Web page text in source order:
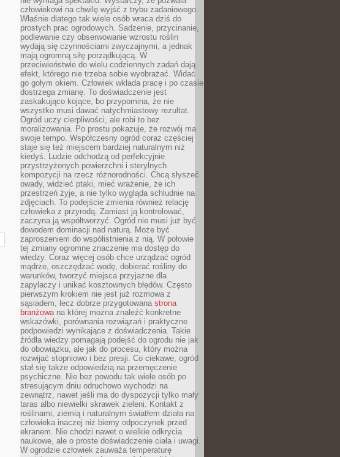
człowiekowi na chwilę wyjść z trybu zadaniowego.
Właśnie dlatego tak wiele osób wraca dziś do
prostych prac ogrodowych. Sadzenie, przycinanie,
podlewanie czy obserwowanie wzrostu roślin
wydają się czynnościami zwyczajnymi, a jednak
mają ogromną siłę porządkującą. W
przeciwieństwie do wielu codziennych zadań dają
efekt, którego nie trzeba sobie wyobrażać. Widać
go gołym okiem. Człowiek wkłada pracę i po czasie
dostrzega zmianę. To doświadczenie jest
zaskakująco kojące, bo przypomina, że nie
wszystko musi dawać natychmiastowy rezultat.
Ogród uczy cierpliwości, ale robi to bez
moralizowania. Po prostu pokazuje, że rozwój ma
swoje tempo. Współczesny ogród coraz częściej
staje się też miejscem bardziej naturalnym niż
kiedyś. Ludzie odchodzą od perfekcyjnie
przystrzyżonych powierzchni i sterylnych
kompozycji na rzecz różnorodności. Chcą słyszeć
owady, widzieć ptaki, mieć wrażenie, że ich
przestrzeń żyje, a nie tylko wygląda schludnie na
zdjęciach. To podejście zmienia również relację
człowieka z przyrodą. Zamiast ją kontrolować,
zaczyna ją współtworzyć. Ogród nie musi już być
dowodem dominacji nad naturą. Może być
zaproszeniem do współistnienia z nią. W połowie
tej zmiany ogromne znaczenie ma dostęp do
wiedzy. Coraz więcej osób chce urządzać ogród
mądrze, oszczędzać wodę, dobierać rośliny do
warunków, tworzyć miejsca przyjazne dla
zapylaczy i unikać kosztownych błędów. Często
pierwszym krokiem nie jest już rozmowa z
sąsiadem, lecz dobrze przygotowana strona
branżowana której można znaleźć konkretne
wskazówki, porównania rozwiązań i praktyczne
podpowiedzi wynikające z doświadczenia. Takie
źródła wiedzy pomagają podejść do ogrodu nie jak
do obowiązku, ale jak do procesu, który można
rozwijać stopniowo i bez presji. Co ciekawe, ogród
stał się także odpowiedzią na przemęczenie
psychiczne. Nie bez powodu tak wiele osób po
stresującym dniu odruchowo wychodzi na
zewnątrz, nawet jeśli ma do dyspozycji tylko mały
taras albo niewielki skrawek zieleni. Kontakt z
roślinami, ziemią i naturalnym światłem działa na
człowieka inaczej niż bierny odpoczynek przed
ekranem. Nie chodzi nawet o wielkie odkrycia
naukowe, ale o proste doświadczenie ciała i uwagi.
W ogrodzie człowiek zauważa temperaturę